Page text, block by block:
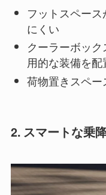
フットスペー
にくい
クーラーボッ
用的な装備を配
荷物置きスペ
2. スマートな乗